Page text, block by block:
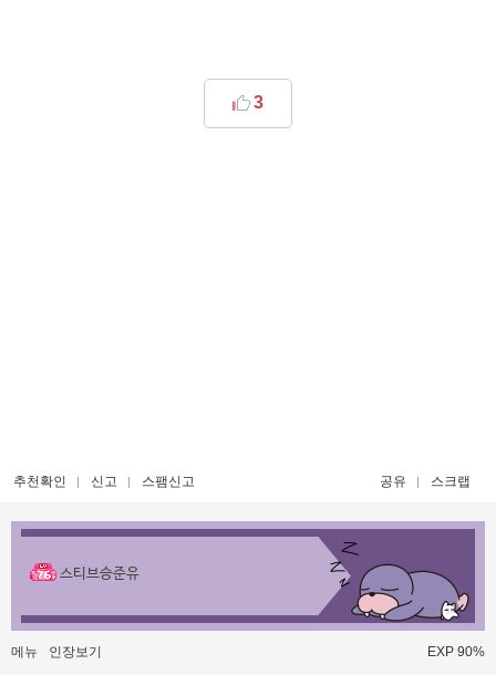
3
추천확인 신고 스팸신고 공유 스크랩
스티브승준유
메뉴 인장보기 EXP 90%